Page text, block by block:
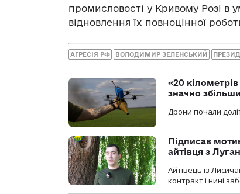
промисловості у Кривому Розі в
відновлення їх повноцінної
АГРЕСІЯ РФ ВОЛОДИМИР ЗЕЛЕНСЬКИЙ
«20
значно
Дрони почали
Підписав
айтівця з
Айтівець із
контракт і нині